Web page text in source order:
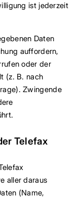
ist jederzeit
Daten
auffordern,
oder der
(z. B. nach
Zwingende
Telefax
aller daraus
(Name,